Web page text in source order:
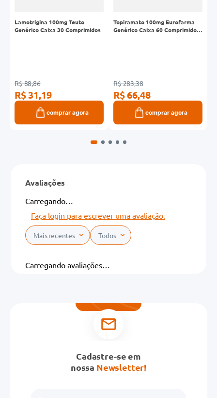
Lamotrigina 100mg Teuto
Genérico Caixa 30 Comprimidos
R$ 88,86
R$ 31,19
comprar agora
Topiramato 100mg Eurofarma
Genérico Caixa 60 Comprimidos
R$ 283,38
R$ 66,48
comprar agora
Avaliações
Carregando…
Faça login para escrever uma avaliação.
Mais recentes Todos
Carregando avaliações…
Cadastre-se em
nossa Newsletter!